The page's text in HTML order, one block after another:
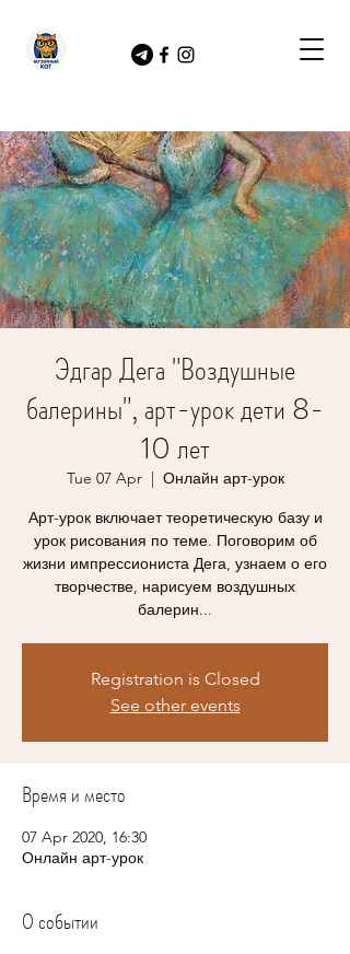
Эдгар Дега "Воздушные
балерины", арт-урок дети 8-
10 лет
Tue 07 Apr
  |
Онлайн арт-урок
Арт-урок включает теоретическую базу и
урок рисования по теме. Поговорим об
жизни импрессиониста Дега, узнаем о его
творчестве, нарисуем воздушных
балерин...
Registration is Closed
See other events
Время и место
07 Apr 2020, 16:30
Онлайн арт-урок
О событии